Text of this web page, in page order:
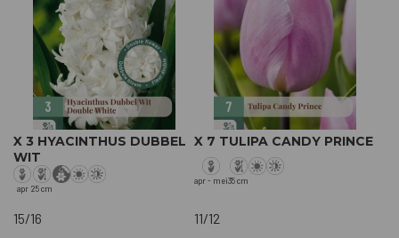
X 3 HYACINTHUS DUBBEL
WIT
apr 25 cm
15/16
X 7 TULIPA CANDY PRINCE
apr - mei35 cm
11/12